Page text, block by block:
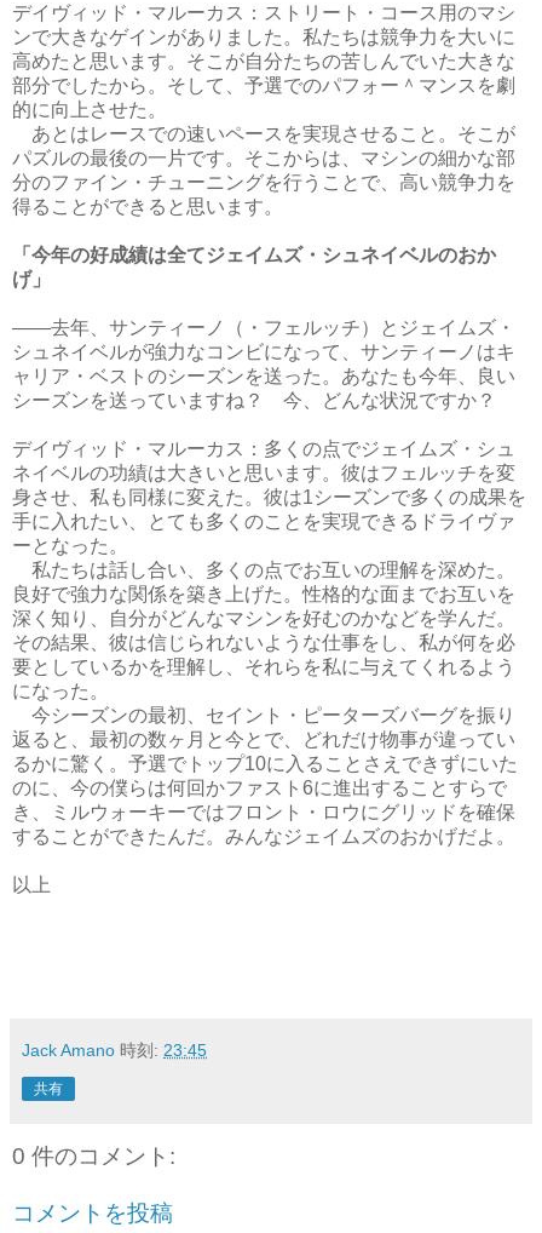
デイヴィッド・マルーカス：ストリート・コース用のマシ
ンで大きなゲインがありました。私たちは競争力を大いに
高めたと思います。そこが自分たちの苦しんでいた大きな
部分でしたから。そして、予選でのパフォー＾マンスを劇
的に向上させた。
あとはレースでの速いペースを実現させること。そこが
パズルの最後の一片です。そこからは、マシンの細かな部
分のファイン・チューニングを行うことで、高い競争力を
得ることができると思います。
「今年の好成績は全てジェイムズ・シュネイベルのおか
げ」
――去年、サンティーノ（・フェルッチ）とジェイムズ・
シュネイベルが強力なコンビになって、サンティーノはキ
ャリア・ベストのシーズンを送った。あなたも今年、良い
シーズンを送っていますね？ 今、どんな状況ですか？
デイヴィッド・マルーカス：多くの点でジェイムズ・シュ
ネイベルの功績は大きいと思います。彼はフェルッチを変
身させ、私も同様に変えた。彼は1シーズンで多くの成果を
手に入れたい、とても多くのことを実現できるドライヴァ
ーとなった。
私たちは話し合い、多くの点でお互いの理解を深めた。
良好で強力な関係を築き上げた。性格的な面までお互いを
深く知り、自分がどんなマシンを好むのかなどを学んだ。
その結果、彼は信じられないような仕事をし、私が何を必
要としているかを理解し、それらを私に与えてくれるよう
になった。
今シーズンの最初、セイント・ピーターズバーグを振り
返ると、最初の数ヶ月と今とで、どれだけ物事が違ってい
るかに驚く。予選でトップ10に入ることさえできずにいた
のに、今の僕らは何回かファスト6に進出することすらで
き、ミルウォーキーではフロント・ロウにグリッドを確保
することができたんだ。みんなジェイムズのおかげだよ。
以上
Jack Amano 時刻: 23:45
共有
0 件のコメント:
コメントを投稿